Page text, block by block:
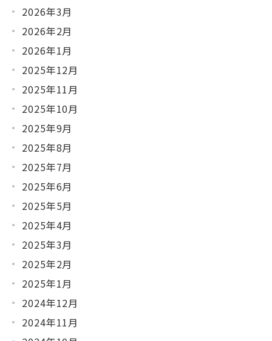
2026年3月
2026年2月
2026年1月
2025年12月
2025年11月
2025年10月
2025年9月
2025年8月
2025年7月
2025年6月
2025年5月
2025年4月
2025年3月
2025年2月
2025年1月
2024年12月
2024年11月